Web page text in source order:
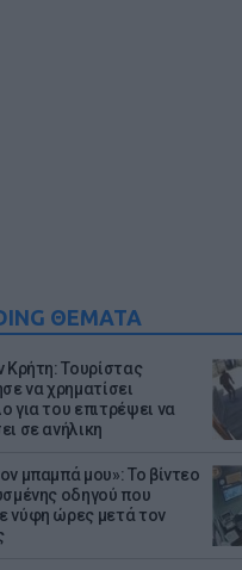
ΘΕΜΑΤΑ
Κρήτη: Τουρίστας
να χρηματίσει
για του επιτρέψει να
σε ανήλικη
μπαμπά μου»: Το βίντεο
οδηγού που
νύφη ώρες μετά τον